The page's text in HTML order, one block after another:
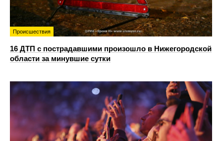
Происшествия
16 ДТП с пострадавшими произошло в Нижегородской
области за минувшие сутки